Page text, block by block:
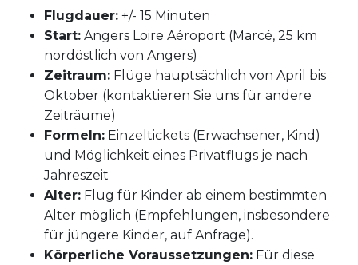
Flugdauer: +/- 15 Minuten
Start: Angers Loire Aéroport (Marcé, 25 km
nordöstlich von Angers)
Zeitraum: Flüge hauptsächlich von April bis
Oktober (kontaktieren Sie uns für andere
Zeiträume)
Formeln: Einzeltickets (Erwachsener, Kind)
und Möglichkeit eines Privatflugs je nach
Jahreszeit
Alter: Flug für Kinder ab einem bestimmten
Alter möglich (Empfehlungen, insbesondere
für jüngere Kinder, auf Anfrage).
Körperliche Voraussetzungen: Für diese